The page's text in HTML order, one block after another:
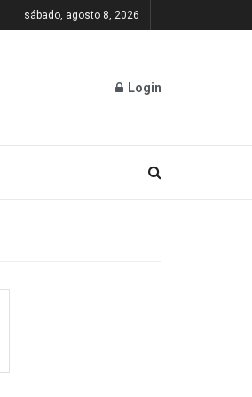
sábado, agosto 8, 2026
Login